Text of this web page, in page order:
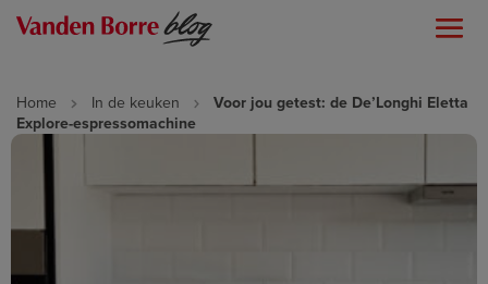
Home In de keuken
Voor jou getest: de De’Longhi Eletta
Explore-espressomachine